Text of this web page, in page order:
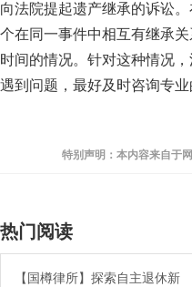
向法院提起遗产继承的诉讼
个在同一事件中相互有继承
时间的情况。针对这种情况
遇到问题，最好及时咨询专业
特别声明：本内容来自于
热门阅读
【国樽律所】探索自主退休新